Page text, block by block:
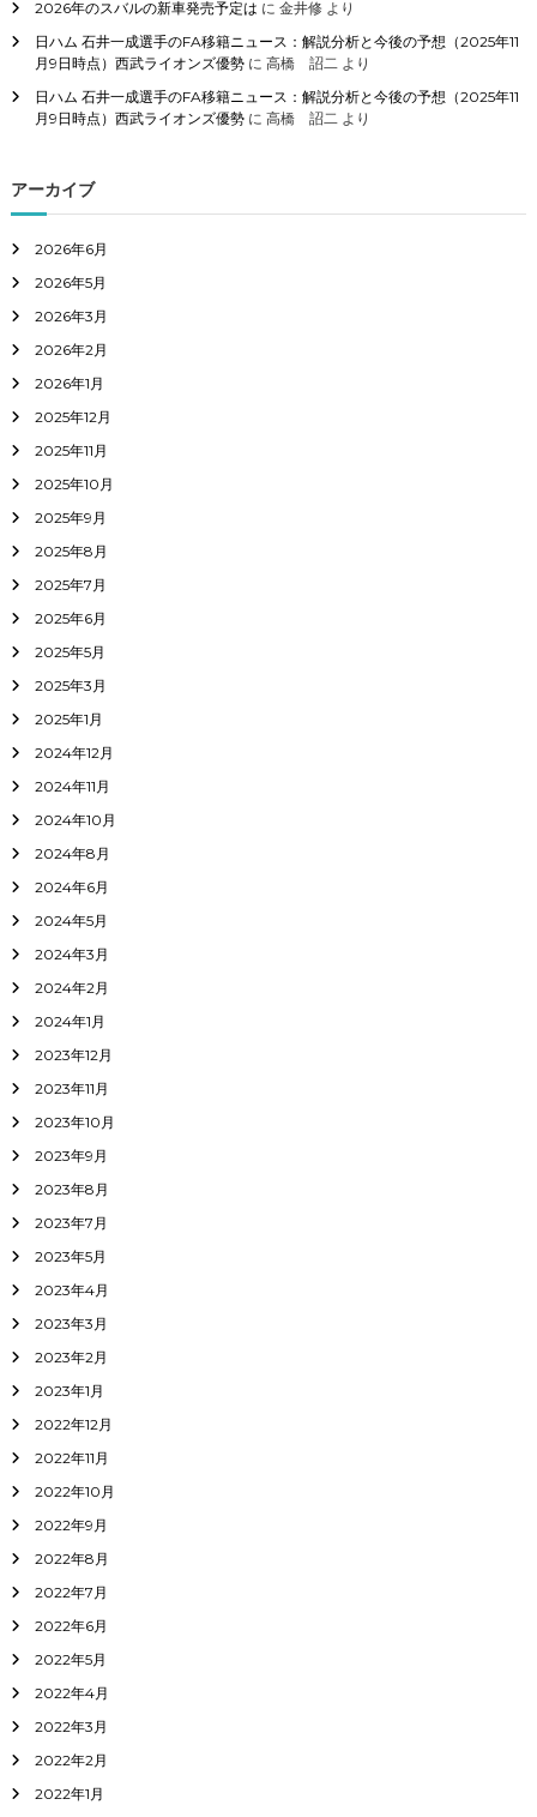
2026年のスバルの新車発売予定は に 金井修より
日ハム 石井一成選手のFA移籍ニュース：解説分析と今後の予想（2025年11
月9日時点）西武ライオンズ優勢に 高橋 詔二より
日ハム 石井一成選手のFA移籍ニュース：解説分析と今後の予想（2025年11
月9日時点）西武ライオンズ優勢に 高橋 詔二より
アーカイブ
2026年6月
2026年5月
2026年3月
2026年2月
2026年1月
2025年12月
2025年11月
2025年10月
2025年9月
2025年8月
2025年7月
2025年6月
2025年5月
2025年3月
2025年1月
2024年12月
2024年11月
2024年10月
2024年8月
2024年6月
2024年5月
2024年3月
2024年2月
2024年1月
2023年12月
2023年11月
2023年10月
2023年9月
2023年8月
2023年7月
2023年5月
2023年4月
2023年3月
2023年2月
2023年1月
2022年12月
2022年11月
2022年10月
2022年9月
2022年8月
2022年7月
2022年6月
2022年5月
2022年4月
2022年3月
2022年2月
2022年1月